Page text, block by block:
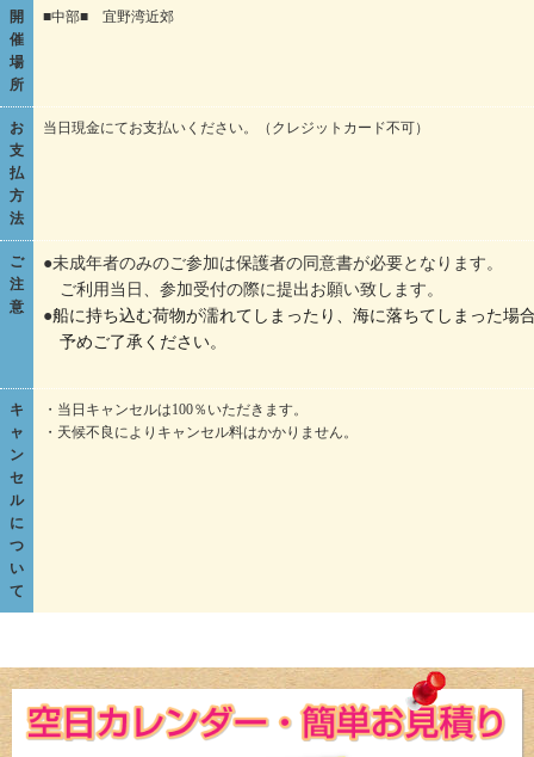
開
催
場
所
■中部■ 宜野湾近郊
お
支
払
方
法
当日現金にてお支払いください。（クレジットカード不可）
ご
注
意
●未成年者のみのご参加は保護者の同意書が必要となります。
ご利用当日、参加受付の際に提出お願い致します。
●船に持ち込む荷物が濡れてしまったり、海に落ちてしまった場
予めご了承ください。
キ
ャ
ン
セ
ル
に
つ
い
て
・当日キャンセルは100％いただきます。
・天候不良によりキャンセル料はかかりません。